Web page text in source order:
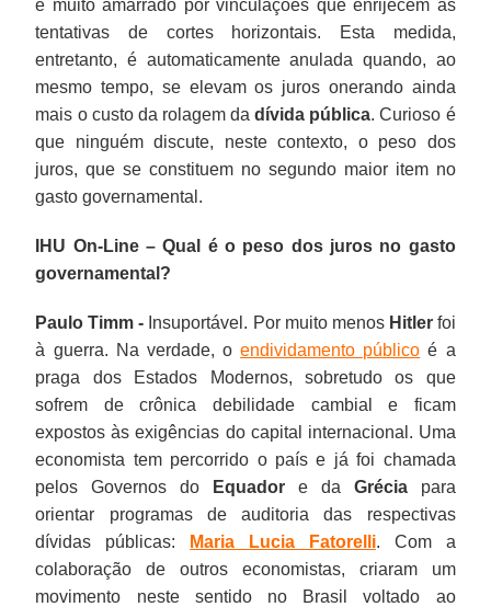
é muito amarrado por vinculações que enrijecem as
tentativas de cortes horizontais. Esta medida,
entretanto, é automaticamente anulada quando, ao
mesmo tempo, se elevam os juros onerando ainda
mais o custo da rolagem dadívida pública. Curioso é
que ninguém discute, neste contexto, o peso dos
juros, que se constituem no segundo maior item no
gasto governamental.
IHU On-Line – Qual é o peso dos juros no gasto
governamental?
Paulo Timm - Insuportável. Por muito menos Hitlerfoi
à guerra. Na verdade, oendividamento público é a
praga dos Estados Modernos, sobretudo os que
sofrem de crônica debilidade cambial e ficam
expostos às exigências do capital internacional. Uma
economista tem percorrido o país e já foi chamada
pelos Governos do
Equador e da Gréciapara
orientar programas de auditoria das respectivas
dívidas públicas:
Maria Lucia Fatorelli. Com a
colaboração de outros economistas, criaram um
movimento neste sentido no Brasil voltado ao